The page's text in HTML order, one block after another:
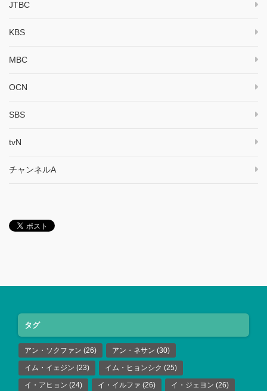
JTBC
KBS
MBC
OCN
SBS
tvN
チャンネルA
タグ
アン・ソクファン (26) アン・ネサン (30)
イム・イェジン (23) イム・ヒョンシク (25)
イ・アヒョン (24) イ・イルファ (26) イ・ジェヨン (26)